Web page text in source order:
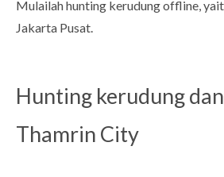
Mulailah hunting kerudung offline,
Jakarta Pusat.
Hunting kerudung
Thamrin City